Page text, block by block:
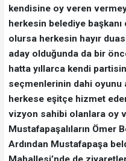
kendisine oy veren
herkesin belediye
olursa herkesin hayır
aday olduğunda da bir
hatta yıllarca kendi
seçmenlerinin dahi oyunu
herkese eşitçe hizmet
vizyon sahibi olanlara oy
Mustafapaşalıların Ömer
Ardından Mustafapaşa